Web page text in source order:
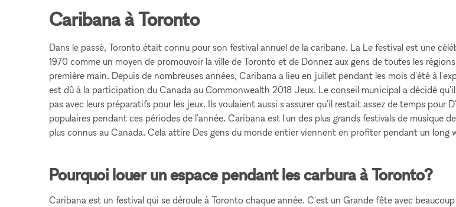
Caribana à Toronto
Dans le passé, Toronto était connu pour son festival annuel de la caribane. La Le festival est une
1970 comme un moyen de promouvoir la ville de Toronto et de Donnez aux gens de toutes les
première main. Depuis de nombreuses années, Caribana a lieu en juillet pendant les mois d'été à
est dû à la participation du Canada au Commonwealth 2018 Jeux. Le conseil municipal a décidé
pas avec leurs préparatifs pour les jeux. Ils voulaient aussi s'assurer qu'il restait assez de temps
populaires pendant ces périodes de l'année. Caribana est l'un des plus grands festivals de musique
plus connus au Canada. Cela attire Des gens du monde entier viennent en profiter pendant un long
Pourquoi louer un espace pendant les carbura à Toronto?
Caribana est un festival qui se déroule à Toronto chaque année. C'est un Grande fête avec